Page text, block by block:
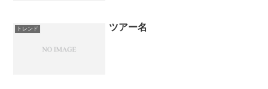
トレンド ツアー名